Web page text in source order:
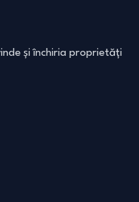
și închiria proprietăți